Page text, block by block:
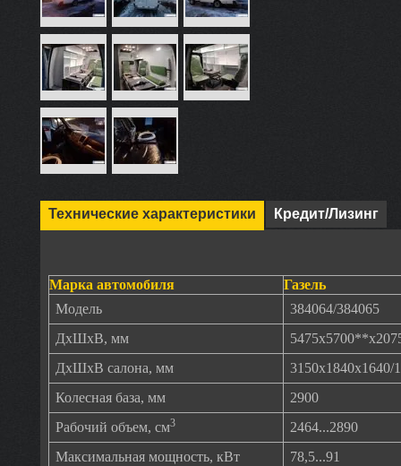
Технические характеристики Кредит/Лизинг
Марка автомобиля
Газель
Модель
384064/384065
ДхШхВ, мм
ДхШхВ салона, мм
3150x1840x1640/
Колесная база, мм
2900
Рабочий объем, см3
2464...2890
Максимальная мощность, кВт
78,5...91